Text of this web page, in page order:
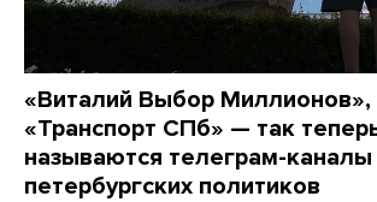
«Виталий Выбор Миллионов»,
«Транспорт СПб» — так
называются телеграм-каналы
петербургских политиков